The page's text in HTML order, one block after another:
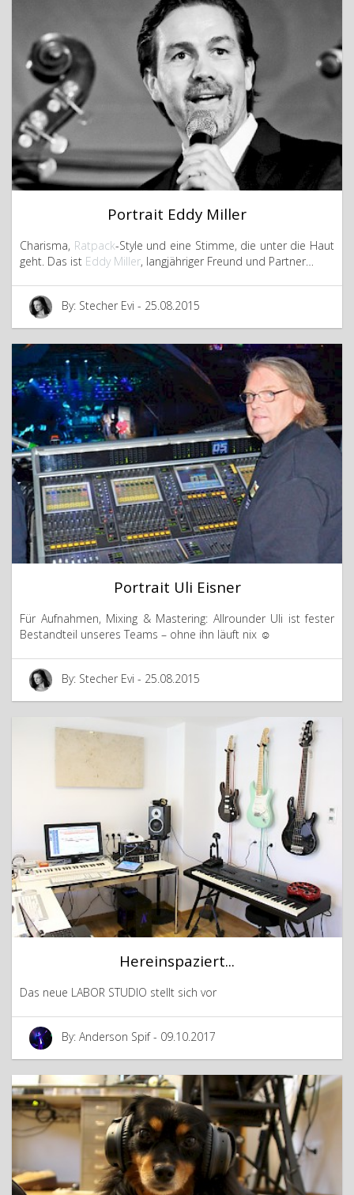
Portrait Eddy Miller
Charisma, Ratpack-Style und eine Stimme, die unter die Haut
geht. Das ist Eddy Miller, langjähriger Freund und Partner…
By: Stecher Evi - 25.08.2015
Portrait Uli Eisner
Für Aufnahmen, Mixing & Mastering: Allrounder Uli ist fester
Bestandteil unseres Teams – ohne ihn läuft nix ☺
By: Stecher Evi - 25.08.2015
Hereinspaziert...
Das neue LABOR STUDIO stellt sich vor
By: Anderson Spif - 09.10.2017